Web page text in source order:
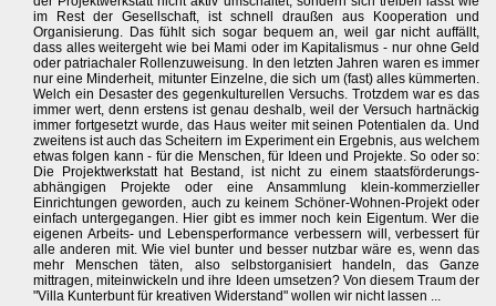
im Rest der Gesellschaft, ist schnell draußen aus Kooperation und
Organisierung. Das fühlt sich sogar bequem an, weil gar nicht auffällt,
dass alles weitergeht wie bei Mami oder im Kapitalismus - nur ohne Geld
oder patriachaler Rollenzuweisung. In den letzten Jahren waren es immer
nur eine Minderheit, mitunter Einzelne, die sich um (fast) alles kümmerten.
Welch ein Desaster des gegenkulturellen Versuchs. Trotzdem war es das
immer wert, denn erstens ist genau deshalb, weil der Versuch hartnäckig
immer fortgesetzt wurde, das Haus weiter mit seinen Potentialen da. Und
zweitens ist auch das Scheitern im Experiment ein Ergebnis, aus welchem
etwas folgen kann - für die Menschen, für Ideen und Projekte. So oder so:
Die Projektwerkstatt hat Bestand, ist nicht zu einem staatsförderungs-
abhängigen Projekte oder eine Ansammlung klein-kommerzieller
Einrichtungen geworden, auch zu keinem Schöner-Wohnen-Projekt oder
einfach untergegangen. Hier gibt es immer noch kein Eigentum. Wer die
eigenen Arbeits- und Lebensperformance verbessern will, verbessert für
alle anderen mit. Wie viel bunter und besser nutzbar wäre es, wenn das
mehr Menschen täten, also selbstorganisiert handeln, das Ganze
mittragen, miteinwickeln und ihre Ideen umsetzen? Von diesem Traum der
"Villa Kunterbunt für kreativen Widerstand" wollen wir nicht lassen ...